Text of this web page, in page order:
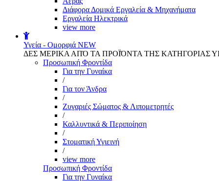
Διάφορα Δομικά Εργαλεία & Μηχανήματα
Εργαλεία Ηλεκτρικά
view more
Υγεία - Ομορφιά NEW
ΔΕΣ ΜΕΡΙΚΑ ΑΠΌ ΤΑ ΠΡΟΪΌΝΤΑ ΤΗΣ ΚΑΤΗΓΟΡΙΑΣ
Προσωπική Φροντίδα
Για την Γυναίκα
/
Για τον Άνδρα
/
Ζυγαριές Σώματος & Λιπομετρητές
/
Καλλυντικά & Περιποίηση
/
Στοματική Υγιεινή
/
view more
Προσωπική Φροντίδα
Για την Γυναίκα